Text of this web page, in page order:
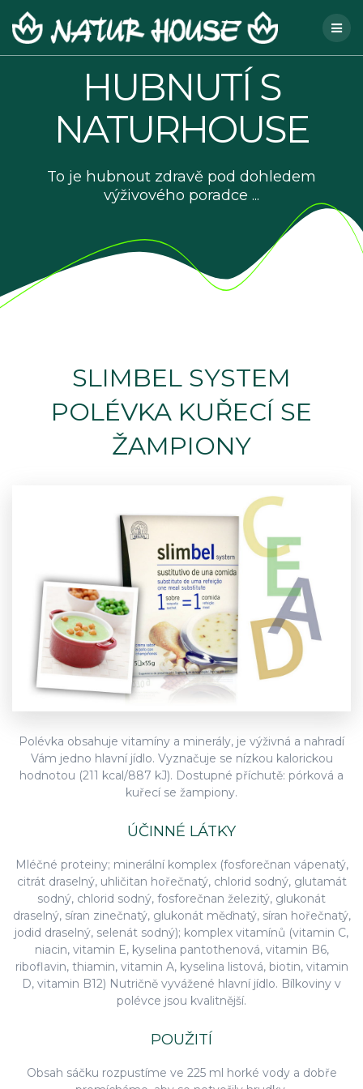
to
content
HUBNUTÍ S
NATURHOUSE
To je hubnout zdravě pod dohledem
výživového poradce ...
SLIMBEL SYSTEM
POLÉVKA KUŘECÍ SE
ŽAMPIONY
Polévka obsahuje vitamíny a minerály, je výživná a nahradí
Vám jedno hlavní jídlo. Vyznačuje se nízkou kalorickou
hodnotou (211 kcal/887 kJ). Dostupné příchutě: pórková a
kuřecí se žampiony.
ÚČINNÉ LÁTKY
Mléčné proteiny; minerální komplex (fosforečnan vápenatý,
citrát draselný, uhličitan hořečnatý, chlorid sodný, glutamát
sodný, chlorid sodný, fosforečnan železitý, glukonát
draselný, síran zinečnatý, glukonát měďnatý, síran hořečnatý,
jodid draselný, selenát sodný); komplex vitamínů (vitamin C,
niacin, vitamin E, kyselina pantothenová, vitamin B6,
riboflavin, thiamin, vitamin A, kyselina listová, biotin, vitamin
D, vitamin B12) Nutričně vyvážené hlavní jídlo. Bílkoviny v
polévce jsou kvalitnější.
POUŽITÍ
Obsah sáčku rozpustíme ve 225 ml horké vody a dobře